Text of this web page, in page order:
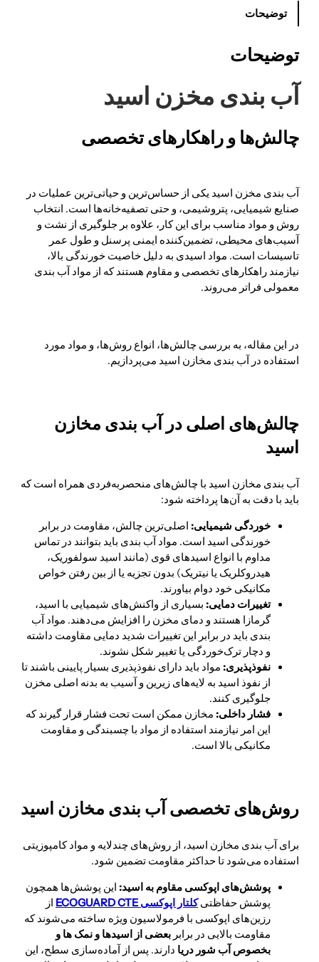
توضیحات
توضیحات
آب بندی مخزن اسید
چالش‌ها و راهکارهای تخصصی
آب بندی مخزن اسید یکی از حساس‌ترین و حیاتی‌ترین عملیات در
صنایع شیمیایی، پتروشیمی، و حتی تصفیه‌خانه‌ها است. انتخاب
روش و مواد مناسب برای این کار، علاوه بر جلوگیری از نشت و
آسیب‌های محیطی، تضمین‌کننده ایمنی پرسنل و طول عمر
تاسیسات است. مواد اسیدی به دلیل خاصیت خورندگی بالا،
نیازمند راهکارهای تخصصی و مقاوم هستند که از مواد آب بندی
معمولی فراتر می‌روند.
در این مقاله، به بررسی چالش‌ها، انواع روش‌ها، و مواد مورد
استفاده در آب بندی مخازن اسید می‌پردازیم.
چالش‌های اصلی در آب بندی مخازن
اسید
آب بندی مخازن اسید با چالش‌های منحصربه‌فردی همراه است که
باید با دقت به آن‌ها پرداخته شود:
خوردگی شیمیایی: اصلی‌ترین چالش، مقاومت در برابر
خورندگی اسید است. مواد آب بندی باید بتوانند در تماس
مداوم با انواع اسیدهای قوی (مانند اسید سولفوریک،
هیدروکلریک یا نیتریک) بدون تجزیه یا از بین رفتن خواص
مکانیکی خود دوام بیاورند.
تغییرات دمایی: بسیاری از واکنش‌های شیمیایی با اسید،
گرمازا هستند و دمای مخزن را افزایش می‌دهند. مواد آب
بندی باید در برابر این تغییرات شدید دمایی مقاومت داشته
و دچار ترک‌خوردگی یا تغییر شکل نشوند.
نفوذپذیری: مواد باید دارای نفوذپذیری بسیار پایینی باشند تا
از نفوذ اسید به لایه‌های زیرین و آسیب به بدنه اصلی مخزن
جلوگیری کنند.
فشار داخلی: مخازن ممکن است تحت فشار قرار گیرند که
این امر نیازمند استفاده از مواد با چسبندگی و مقاومت
مکانیکی بالا است.
روش‌های تخصصی آب بندی مخازن اسید
برای آب بندی مخازن اسید، از روش‌های چندلایه و مواد کامپوزیتی
استفاده می‌شود تا حداکثر مقاومت تضمین شود.
پوشش‌های اپوکسی مقاوم به اسید: این پوشش‌ها همچون
پوشش حفاظتیکلتار اپوکسی ECOGUARD CTE
از
رزین‌های اپوکسی با فرمولاسیون ویژه ساخته می‌شوند که
مقاومت بالایی در برابر بعضی از اسیدها و نمک ها و
بخصوص آب شور دریا دارند. پس از آماده‌سازی سطح، این